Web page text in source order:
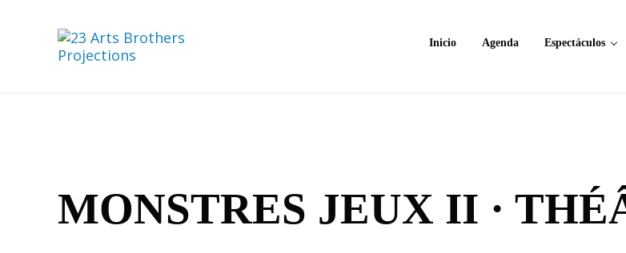
Inicio Agenda Espectáculos
MONSTRES JEUX II ·